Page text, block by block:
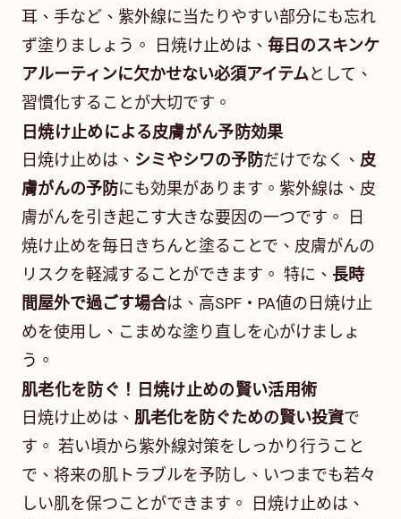
耳、手など、紫外線に当たりやすい部分にも忘れ
ず塗りましょう。 日焼け止めは、 毎日のスキンケ
アルーティンに欠かせない必須アイテムとして、
習慣化することが大切です。
日焼け止めによる皮膚がん予防効果
日焼け止めは、 シミやシワの予防だけでなく、 皮
膚がんの予防にも効果があります。紫外線は、皮
膚がんを引き起こす大きな要因の一つです。 日
焼け止めを毎日きちんと塗ることで、皮膚がんの
リスクを軽減することができます。 特に、 長時
間屋外で過ごす場合は、高SPF・PA値の日焼け止
めを使用し、こまめな塗り直しを心がけましょ
う。
肌老化を防ぐ！日焼け止めの賢い活用術
日焼け止めは、 肌老化を防ぐための賢い投資で
す。 若い頃から紫外線対策をしっかり行うこと
で、将来の肌トラブルを予防し、いつまでも若々
しい肌を保つことができます。 日焼け止めは、